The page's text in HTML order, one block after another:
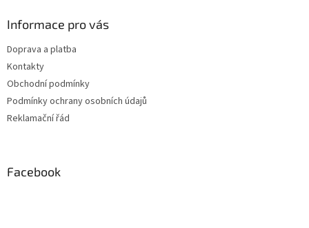
Informace pro vás
Doprava a platba
Kontakty
Obchodní podmínky
Podmínky ochrany osobních údajů
Reklamační řád
Facebook